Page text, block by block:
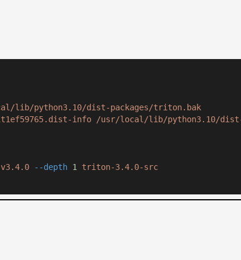
lib/python3.10/dist-packages/triton.bak
info /usr/local/lib/python3.10/
v3.4.0 --depth 1
triton-3.4.0-src